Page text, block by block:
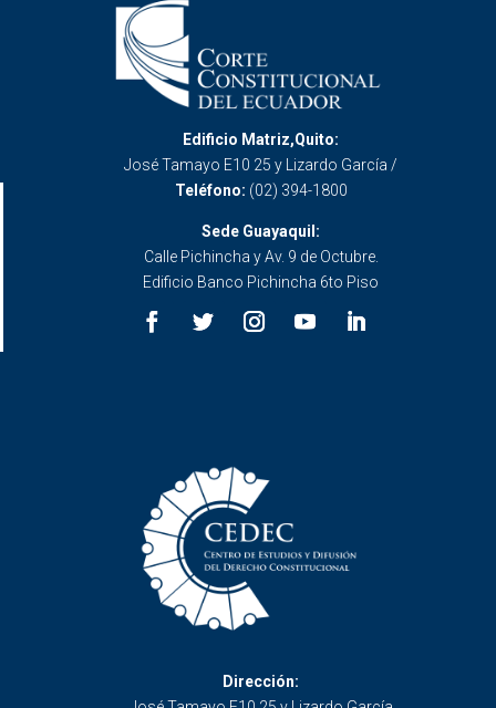
Edificio Matriz,Quito:
José Tamayo E10 25 y Lizardo García /
Teléfono: (02) 394-1800
Sede Guayaquil:
Calle Pichincha y Av. 9 de Octubre.
Edificio Banco Pichincha 6to Piso
Dirección: